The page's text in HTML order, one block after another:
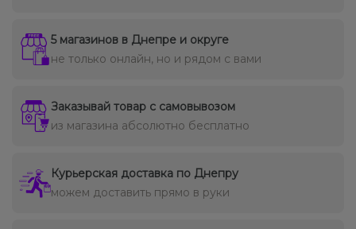
5 магазинов в Днепре и округе
не только онлайн, но и рядом с вами
Заказывай товар с самовывозом
из магазина абсолютно бесплатно
Курьерская доставка по Днепру
можем доставить прямо в руки